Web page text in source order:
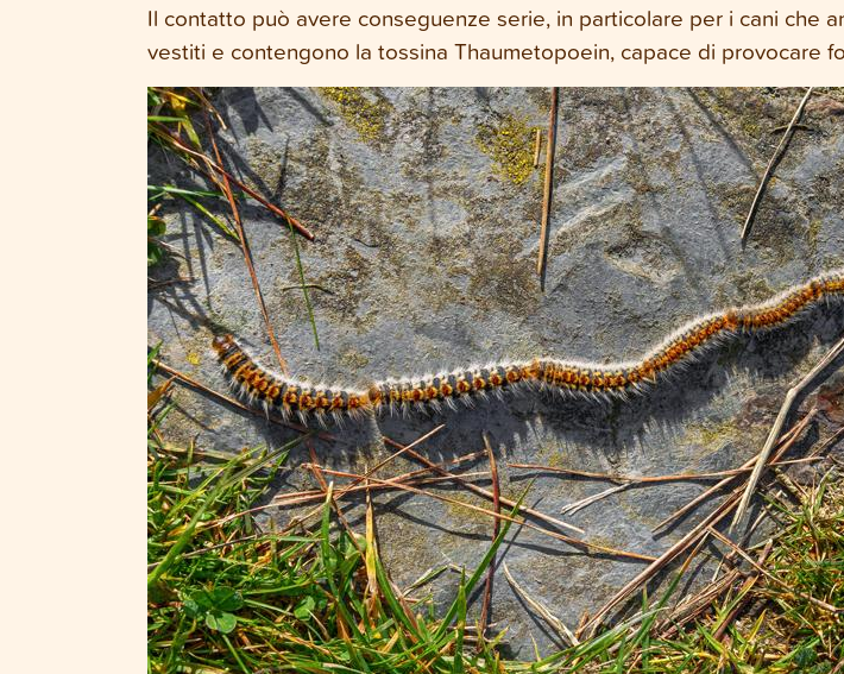
Il contatto può avere conseguenze serie, in particolare per i cani che
vestiti e contengono la tossina Thaumetopoein, capace di provocare